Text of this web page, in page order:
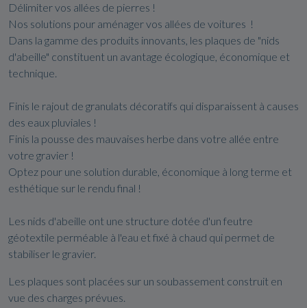
Délimiter vos allées de pierres !
Nos solutions pour aménager vos allées de voitures !
Dans la gamme des produits innovants, les plaques de "nids
d'abeille" constituent un avantage écologique, économique et
technique.
Finis le rajout de granulats décoratifs qui disparaissent à causes
des eaux pluviales !
Finis la pousse des mauvaises herbe dans votre allée entre
votre gravier !
Optez pour une solution durable, économique à long terme et
esthétique sur le rendu final !
Les nids d'abeille ont une structure dotée d'un feutre
géotextile perméable à l'eau et fixé à chaud qui permet de
stabiliser le gravier.
Les plaques sont placées sur un soubassement construit en
vue des charges prévues.